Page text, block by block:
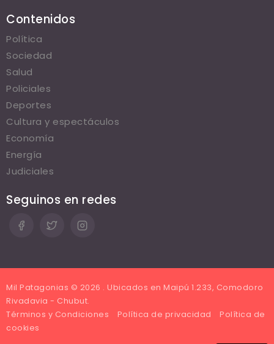
Contenidos
Política
Sociedad
Salud
Policiales
Deportes
Cultura y espectáculos
Economía
Energía
Judiciales
Seguinos en redes
Mil Patagonias © 2026 . Ubicados en Maipú 1.233, Comodoro
Rivadavia - Chubut.
Términos y Condiciones
Política de privacidad
Política de
cookies